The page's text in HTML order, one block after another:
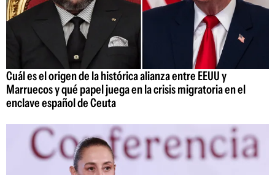
Cuál es el origen de la histórica alianza entre EEUU y
Marruecos y qué papel juega en la crisis migratoria en el
enclave español de Ceuta